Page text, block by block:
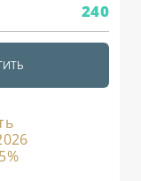
КОНСУЛЬТАЦИИ
УЧЕБНОМ ЦЕНТРЕ
240